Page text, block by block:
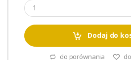
Dodaj do
do porównania